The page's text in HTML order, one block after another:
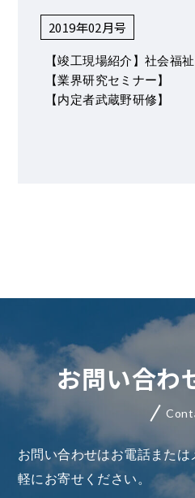
2019年02月号
【竣工現場紹介】社会
【業界研究セミナー】
【内定者武蔵野研修】
お問い合わせはお電話また
軽にお寄せください。
お問い合わ